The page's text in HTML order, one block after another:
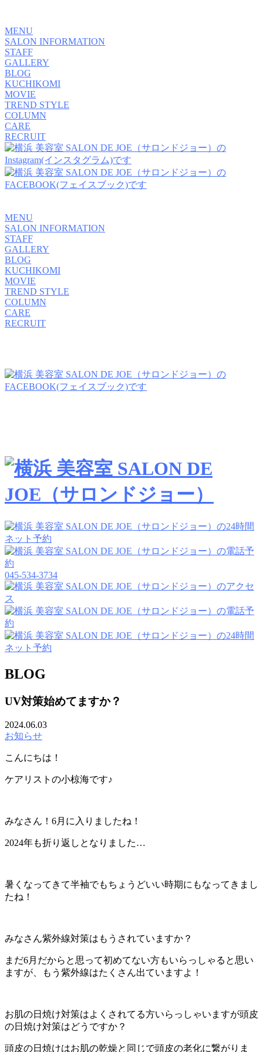
MENU
SALON INFORMATION
STAFF
GALLERY
BLOG
KUCHIKOMI
MOVIE
TREND STYLE
COLUMN
CARE
RECRUIT
MENU
SALON INFORMATION
STAFF
GALLERY
BLOG
KUCHIKOMI
MOVIE
TREND STYLE
COLUMN
CARE
RECRUIT
045-534-3734
BLOG
UV対策始めてますか？
2024.06.03
お知らせ
こんにちは！
ケアリストの小椋海です♪
みなさん！6月に入りましたね！
2024年も折り返しとなりました…
暑くなってきて半袖でもちょうどいい時期にもなってきまし
たね！
みなさん紫外線対策はもうされていますか？
まだ6月だからと思って初めてない方もいらっしゃると思い
ますが、もう紫外線はたくさん出ていますよ！
お肌の日焼け対策はよくされてる方いらっしゃいますが頭皮
の日焼け対策はどうですか？
頭皮の日焼けはお肌の乾燥と同じで頭皮の老化に繋がりま